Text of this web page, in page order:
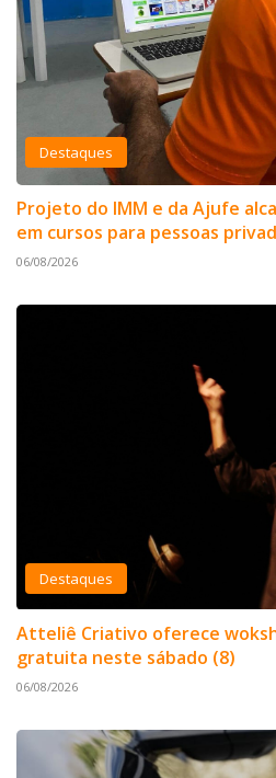
Destaques
Projeto do IMM e da Ajufe
em cursos para pessoas
06/08/2026
Destaques
Atteliê Criativo oferece
gratuita neste sábado (8)
06/08/2026